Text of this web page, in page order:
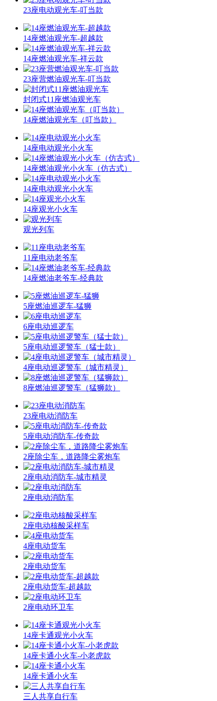
23座电动观光车-叮当款
14座燃油观光车-超越款
14座燃油观光车-祥云款
23座营燃油观光车-叮当款
封闭式11座燃油观光车
14座燃油观光车（叮当款）
14座电动观光小火车
14座燃油观光小火车（仿古式）
14座电动观光小火车
14座观光小火车
观光列车
11座电动老爷车
14座燃油老爷车-经典款
5座燃油巡逻车-猛狮
6座电动巡逻车
5座电动巡逻警车（猛士款）
4座电动巡逻警车（城市精灵）
8座燃油巡逻警车（猛狮款）
23座电动消防车
5座电动消防车-传奇款
2座除尘车，道路降尘雾炮车
2座电动消防车-城市精灵
2座电动消防车
2座电动核酸采样车
4座电动货车
2座电动货车
2座电动货车-超越款
2座电动环卫车
14座卡通观光小火车
14座卡通小火车-小老虎款
14座卡通小火车
三人共享自行车